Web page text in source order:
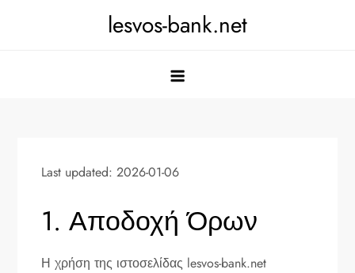
lesvos-bank.net
Last updated: 2026-01-06
1. Αποδοχή Όρων
Η χρήση της ιστοσελίδας lesvos-bank.net